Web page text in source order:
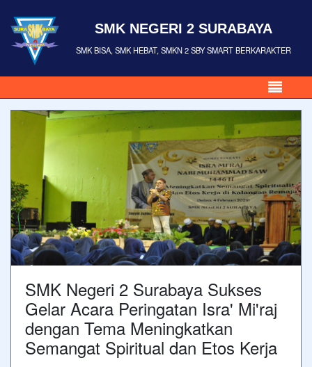
SMK NEGERI 2 SURABAYA
SMK BISA, SMK HEBAT, SMKN 2 SBY SMART BERKARAKTER
SMK Negeri 2 Surabaya Sukses
Gelar Acara Peringatan Isra' Mi'raj
dengan Tema Meningkatkan
Semangat Spiritual dan Etos Kerja